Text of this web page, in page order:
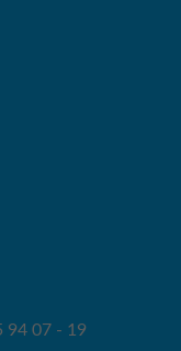
94 07 - 19